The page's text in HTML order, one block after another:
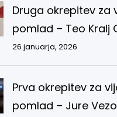
Druga okrepitev za
pomlad – Teo Kralj
26 januarja, 2026
Prva okrepitev za
pomlad – Jure